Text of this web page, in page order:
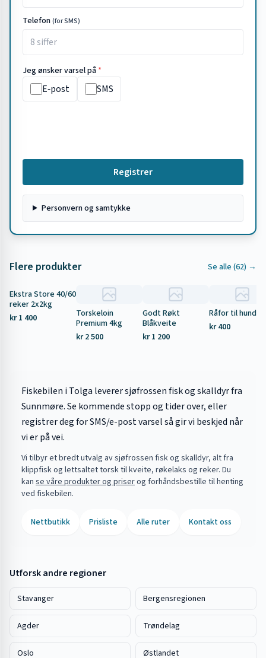
Telefon(for SMS)
Jeg ønsker varsel på *
E‑post SMS
Registrer
Personvern og samtykke
Flere produkter Se alle (62) →
Tilbud
Ekstra Store 40/60
reker 2x2kg
kr 1 400
Torskeloin
Premium 4kg
kr 2 500
Godt Røkt
Blåkveite
kr 1 200
Råfor til hund
kr 400
Fiskebilen i Tolga leverer sjøfrossen fisk og skalldyr fra
Sunnmøre. Se kommende stopp og tider over, eller
registrer deg for SMS/e-post varsel så gir vi beskjed når
vi er på vei.
Vi tilbyr et bredt utvalg av sjøfrossen fisk og skalldyr, alt fra
klippfisk og lettsaltet torsk til kveite, røkelaks og reker. Du
kan se våre produkter og priserog forhåndsbestille til henting
ved fiskebilen.
Nettbutikk Prisliste Alle ruter Kontakt oss
Utforsk andre regioner
Stavanger Bergensregionen
Agder Trøndelag
Oslo Østlandet